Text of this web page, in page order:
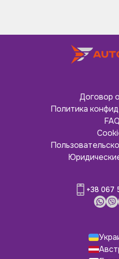
Договор
Политика
FAQ
+38 067